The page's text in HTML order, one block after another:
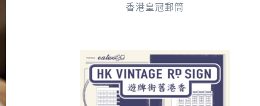
香港皇冠郵筒